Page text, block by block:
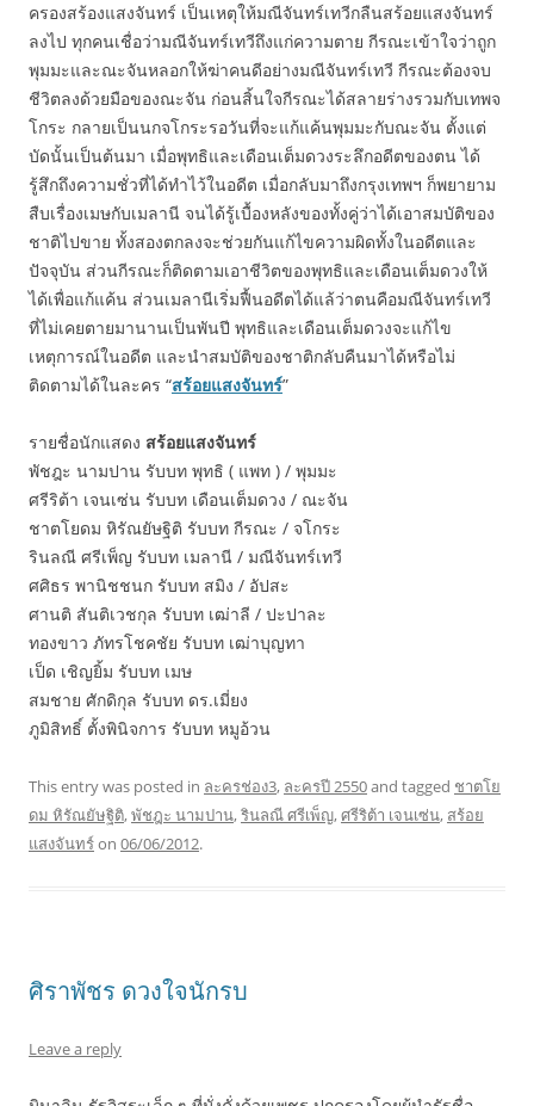
ครองสร้องแสงจันทร์ เป็นเหตุให้มณีจันทร์เทวีกลืนสร้อยแสงจันทร์
ลงไป ทุกคนเชื่อว่ามณีจันทร์เทวีถึงแก่ความตาย กีรณะเข้าใจว่าถูก
พุมมะและณะจันหลอกให้ฆ่าคนดีอย่างมณีจันทร์เทวี กีรณะต้องจบ
ชีวิตลงด้วยมือของณะจัน ก่อนสิ้นใจกีรณะได้สลายร่างรวมกับเทพจ
โกระ กลายเป็นนกจโกระรอวันที่จะแก้แค้นพุมมะกับณะจัน ตั้งแต่
บัดนั้นเป็นต้นมา เมื่อพุทธิและเดือนเต็มดวงระลึกอดีตของตน ได้
รู้สึกถึงความชั่วที่ได้ทำไว้ในอดีต เมื่อกลับมาถึงกรุงเทพฯ ก็พยายาม
สืบเรื่องเมษกับเมลานี จนได้รู้เบื้องหลังของทั้งคู่ว่าได้เอาสมบัติของ
ชาติไปขาย ทั้งสองตกลงจะช่วยกันแก้ไขความผิดทั้งในอดีตและ
ปัจจุบัน ส่วนกีรณะก็ติดตามเอาชีวิตของพุทธิและเดือนเต็มดวงให้
ได้เพื่อแก้แค้น ส่วนเมลานีเริ่มฟื้นอดีตได้แล้ว่าตนคือมณีจันทร์เทวี
ที่ไม่เคยตายมานานเป็นพันปี พุทธิและเดือนเต็มดวงจะแก้ไข
เหตุการณ์ในอดีต และนำสมบัติของชาติกลับคืนมาได้หรือไม่
ติดตามได้ในละคร “สร้อยแสงจันทร์”
รายชื่อนักแสดง สร้อยแสงจันทร์
พัชฎะ นามปาน รับบท พุทธิ ( แพท ) / พุมมะ
ศรีริต้า เจนเซ่น รับบท เดือนเต็มดวง / ณะจัน
ชาตโยดม หิรัณยัษฐิติ รับบท กีรณะ / จโกระ
รินลณี ศรีเพ็ญ รับบท เมลานี / มณีจันทร์เทวี
ศศิธร พานิชชนก รับบท สมิง / อัปสะ
ศานติ สันติเวชกุล รับบท เฒ่าลี / ปะปาละ
ทองขาว ภัทรโชคชัย รับบท เฒ่าบุญทา
เป็ด เชิญยิ้ม รับบท เมษ
สมชาย ศักดิกุล รับบท ดร.เมี่ยง
ภูมิสิทธิ์ ตั้งพินิจการ รับบท หมูอ้วน
This entry was posted in ละครช่อง3, ละครปี 2550and tagged ชาตโย
ดม หิรัณยัษฐิติ,พัชฎะ นามปาน,รินลณี ศรีเพ็ญ,ศรีริต้า เจนเซ่น, สร้อย
แสงจันทร์on 06/06/2012.
ศิราพัชร ดวงใจนักรบ
Leave a reply